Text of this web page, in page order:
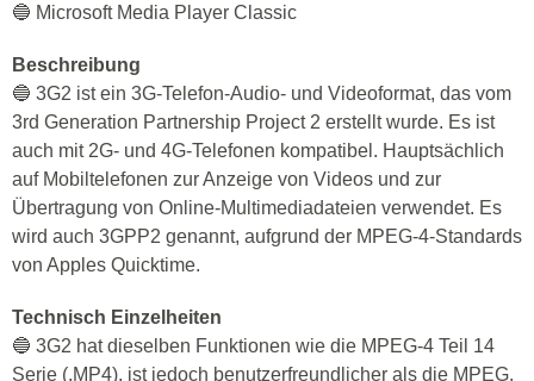
🔵 Microsoft Media Player Classic
Beschreibung
🔵 3G2 ist ein 3G-Telefon-Audio- und Videoformat, das vom
3rd Generation Partnership Project 2 erstellt wurde. Es ist
auch mit 2G- und 4G-Telefonen kompatibel. Hauptsächlich
auf Mobiltelefonen zur Anzeige von Videos und zur
Übertragung von Online-Multimediadateien verwendet. Es
wird auch 3GPP2 genannt, aufgrund der MPEG-4-Standards
von Apples Quicktime.
Technisch Einzelheiten
🔵 3G2 hat dieselben Funktionen wie die MPEG-4 Teil 14
Serie (.MP4), ist jedoch benutzerfreundlicher als die MPEG.